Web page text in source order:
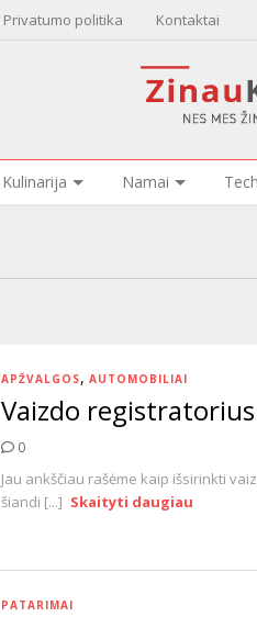
Privatumo politika Kontaktai
Kulinarija Namai
APŽVALGOS, AUTOMOBILIAI
Vaizdo
0
Jau ankščiau rašėme kaip išsirinkti
šiandi [...] Skaityti daugiau
PATARIMAI